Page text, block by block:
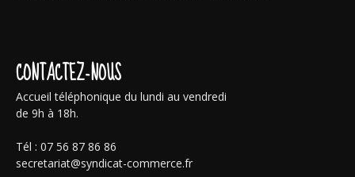
CONTACTEZ-NOUS
Accueil téléphonique du lundi au vendredi
de 9h à 18h.
Tél : 07 56 87 86 86
secretariat@syndicat-commerce.fr